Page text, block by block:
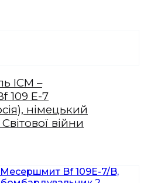
ICM –
109 E-7
німецький
війни